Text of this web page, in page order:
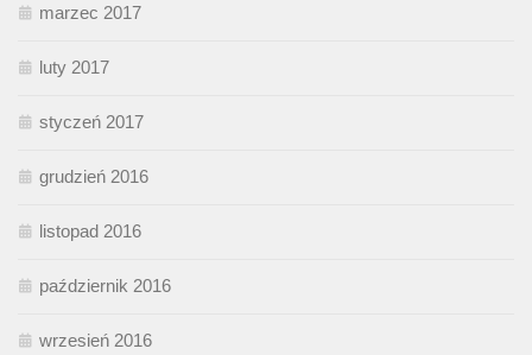
marzec 2017
luty 2017
styczeń 2017
grudzień 2016
listopad 2016
październik 2016
wrzesień 2016